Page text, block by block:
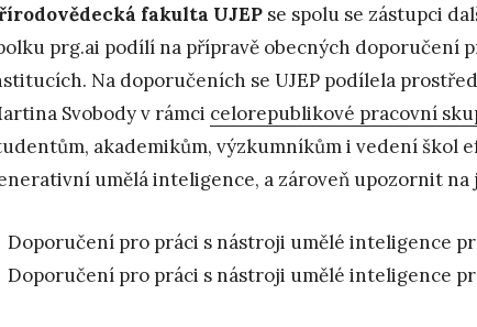
fakulta UJEP se spolu se zástupci
prg.ai podílí na přípravě obecných doporučení
Na doporučeních se UJEP podílela
Svobody v rámci celorepublikové pracovní
akademikům, výzkumníkům i vedení škol
umělá inteligence, a zároveň upozornit
Doporučení pro práci s nástroji umělé inteligence
Doporučení pro práci s nástroji umělé inteligence